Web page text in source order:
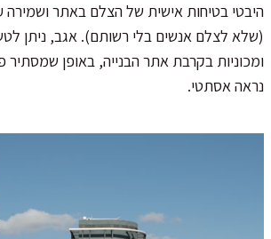
היבטי בטיחות אישית של הצלם באתר ושמירה
(שלא לצלם אנשים בלי רשותם). אגב, ניתן
ומכוניות בקרבת אתר הבנייה, באופן שמסתיר
נראה אסתטי.